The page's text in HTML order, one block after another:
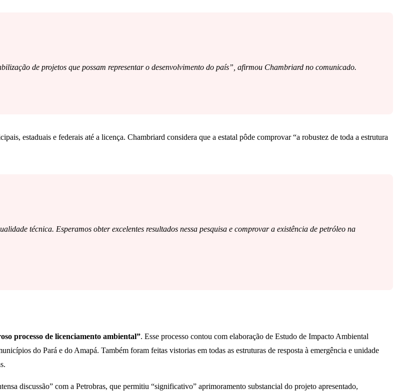
de projetos que possam representar o desenvolvimento do país”, afirmou Chambriard no comunicado.
estaduais e federais até a licença. Chambriard considera que a estatal pôde comprovar “a robustez de toda a estrutura
técnica. Esperamos obter excelentes resultados nessa pesquisa e comprovar a existência de petróleo na
processo de licenciamento ambiental”. Esse processo contou com elaboração de Estudo de Impacto Ambiental
do Pará e do Amapá. Também foram feitas vistorias em todas as estruturas de resposta à emergência e unidade
discussão” com a Petrobras, que permitiu “significativo” aprimoramento substancial do projeto apresentado,